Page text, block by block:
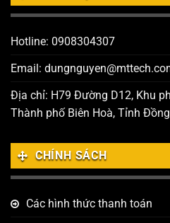
Hotline: 0908304307
Email:
Địa chỉ: H79 Đường D12, Khu
Thành phố Biên Hoà, Tỉnh
CHÍNH SÁCH
Các hình thức thanh toán